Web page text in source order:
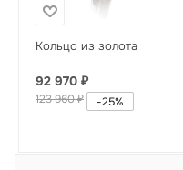
Кольцо из золота
92 970 ₽
123 960₽ -25%